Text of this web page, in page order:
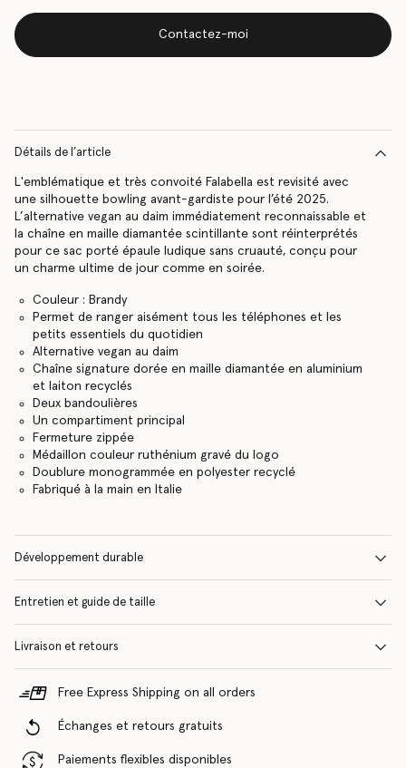
Contactez-moi
Détails de l’article
L'emblématique et très convoité Falabella est revisité avec
une silhouette bowling avant-gardiste pour l’été 2025.
L’alternative vegan au daim immédiatement reconnaissable et
la chaîne en maille diamantée scintillante sont réinterprétés
pour ce sac porté épaule ludique sans cruauté, conçu pour
un charme ultime de jour comme en soirée.
Couleur : Brandy
Permet de ranger aisément tous les téléphones et les
petits essentiels du quotidien
Alternative vegan au daim
Chaîne signature dorée en maille diamantée en aluminium
et laiton recyclés
Deux bandoulières
Un compartiment principal
Fermeture zippée
Médaillon couleur ruthénium gravé du logo
Doublure monogrammée en polyester recyclé
Fabriqué à la main en Italie
Développement durable
Entretien et guide de taille
Livraison et retours
Free Express Shipping on all orders
Échanges et retours gratuits
Paiements flexibles disponibles